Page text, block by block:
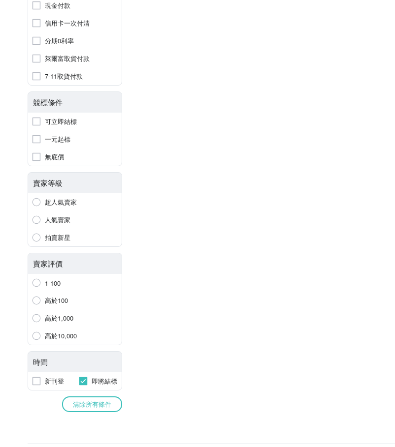
現金付款
信用卡一次付清
分期0利率
萊爾富取貨付款
7-11取貨付款
競標條件
可立即結標
一元起標
無底價
賣家等級
超人氣賣家
人氣賣家
拍賣新星
賣家評價
1-100
高於100
高於1,000
高於10,000
時間
新刊登 即將結標
清除所有條件